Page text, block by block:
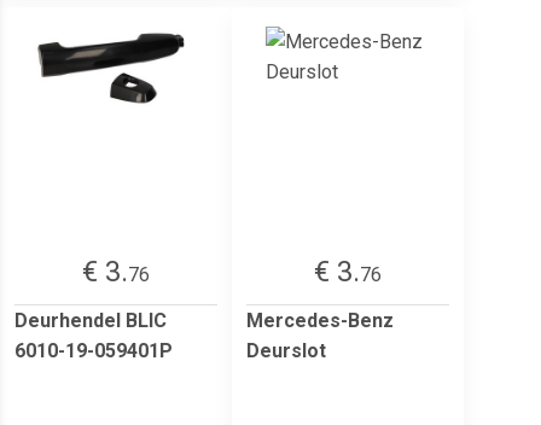
€ 3.76
Deurhendel BLIC
6010-19-059401P
€ 3.76
Mercedes-Benz
Deurslot